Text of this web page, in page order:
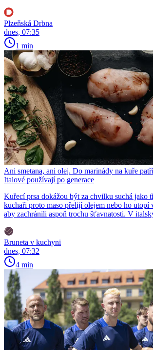
Plzeňská Drbna
dnes, 07:35
1 min
Ani smetana, ani olej. Do marinády na kuře
Italové používají po generace
Kuřecí prsa dokážou být za chvilku suchá jako
kuchaři proto maso přelijí olejem nebo ho utopí
aby zachránili aspoň trochu šťavnatosti. V
Bruneta v kuchyni
dnes, 07:32
4 min